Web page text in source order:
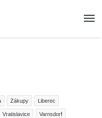
Zákupy Liberec
Vratislavice Varnsdorf